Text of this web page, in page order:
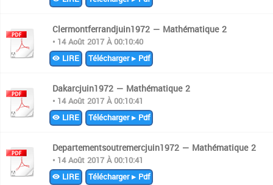
Clermontferrandjuin1972 — Mathématique 2
• 14 Août 2017 À 00:10:40
LIRE Télécharger ▸ Pdf
Dakarcjuin1972 — Mathématique 2
• 14 Août 2017 À 00:10:41
LIRE Télécharger ▸ Pdf
Departementsoutremercjuin1972 — Mathématique 2
• 14 Août 2017 À 00:10:41
LIRE Télécharger ▸ Pdf